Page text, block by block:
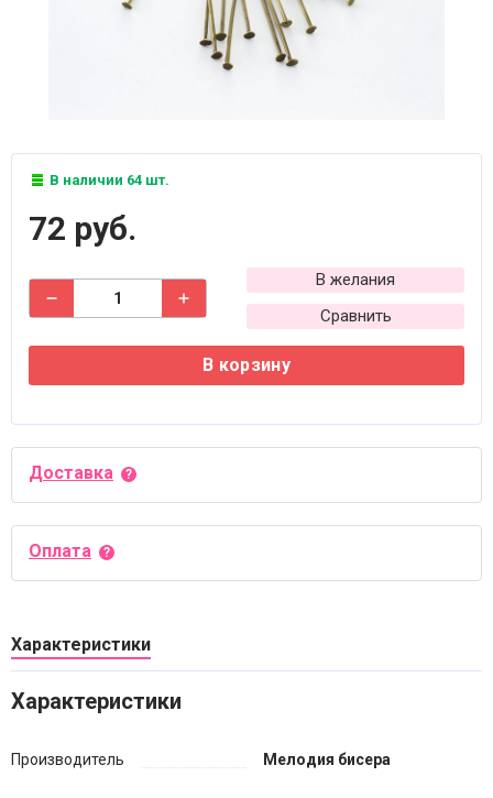
В наличии 64 шт.
72 руб.
В желания
Сравнить
В корзину
Доставка
Оплата
Характеристики
Характеристики
Производитель Мелодия бисера